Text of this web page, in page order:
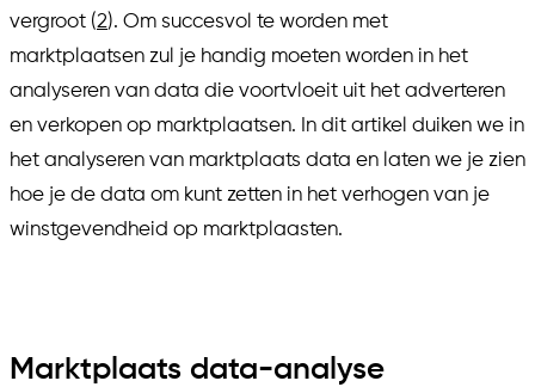
vergroot (2). Om succesvol te worden met
marktplaatsen zul je handig moeten worden in het
analyseren van data die voortvloeit uit het adverteren
en verkopen op marktplaatsen. In dit artikel duiken we in
het analyseren van marktplaats data en laten we je zien
hoe je de data om kunt zetten in het verhogen van je
winstgevendheid op marktplaasten.
Marktplaats data-analyse